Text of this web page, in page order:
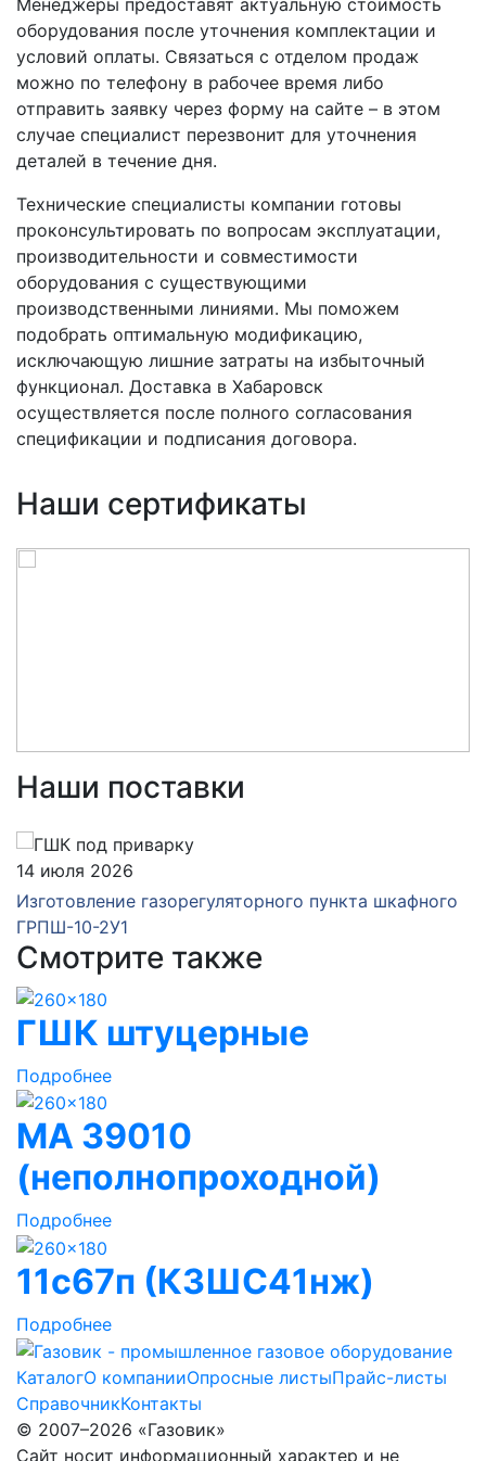
оборудования после уточнения комплектации и
условий оплаты. Связаться с отделом продаж
можно по телефону в рабочее время либо
отправить заявку через форму на сайте – в этом
случае специалист перезвонит для уточнения
деталей в течение дня.
Технические специалисты компании готовы
проконсультировать по вопросам эксплуатации,
производительности и совместимости
оборудования с существующими
производственными линиями. Мы поможем
подобрать оптимальную модификацию,
исключающую лишние затраты на избыточный
функционал. Доставка в Хабаровск
осуществляется после полного согласования
спецификации и подписания договора.
Наши сертификаты
Наши поставки
14 июля 2026
Изготовление газорегуляторного пункта шкафного
ГРПШ-10-2У1
Смотрите также
ГШК штуцерные
Подробнее
МА 39010
(неполнопроходной)
Подробнее
11с67п (КЗШС41нж)
Подробнее
КаталогО компанииОпросные листыПрайс-листы
СправочникКонтакты
© 2007–2026 «Газовик»
Сайт носит информационный характер и не